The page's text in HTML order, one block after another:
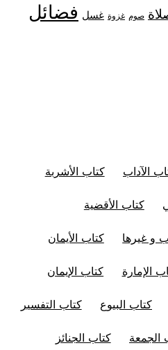
صوم غزوة غسل فضائل
الآداب كتاب الأشربة
كتاب الأقضية
و غيرها كتاب الأيمان
الإمارة كتاب الإيمان
كتاب البيوع كتاب التفسير
الجمعة كتاب الجنائز